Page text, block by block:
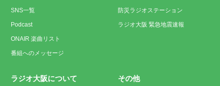
SNS一覧
Podcast
ONAIR 楽曲リスト
番組へのメッセージ
防災ラジオステーション
ラジオ大阪 緊急地震速報
ラジオ大阪について その他